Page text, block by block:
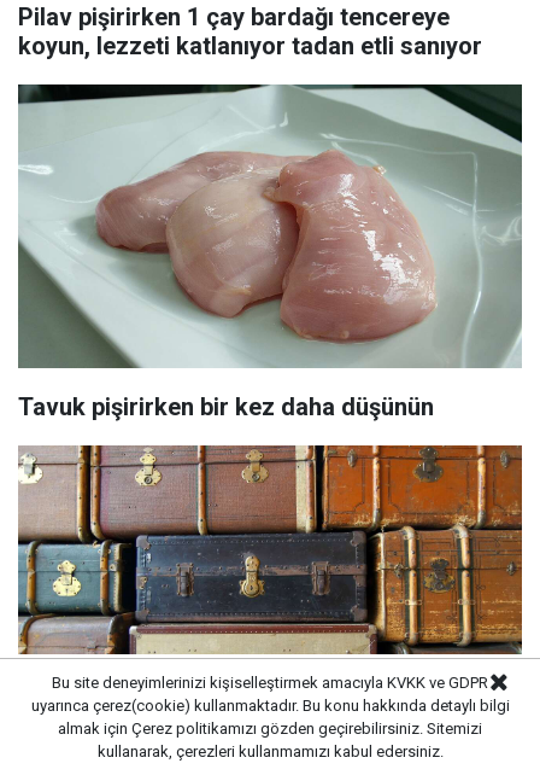
Pilav pişirirken 1 çay bardağı tencereye
koyun, lezzeti katlanıyor tadan etli sanıyor
Tavuk pişirirken bir kez daha düşünün
Durumu iyi olmayan Almanların göç ettiği
Bu site deneyimlerinizi kişiselleştirmek amacıyla KVKK ve GDPR
uyarınca çerez(cookie) kullanmaktadır. Bu konu hakkında detaylı bilgi
almak için Çerez politikamızı gözden geçirebilirsiniz. Sitemizi
kullanarak, çerezleri kullanmamızı kabul edersiniz.